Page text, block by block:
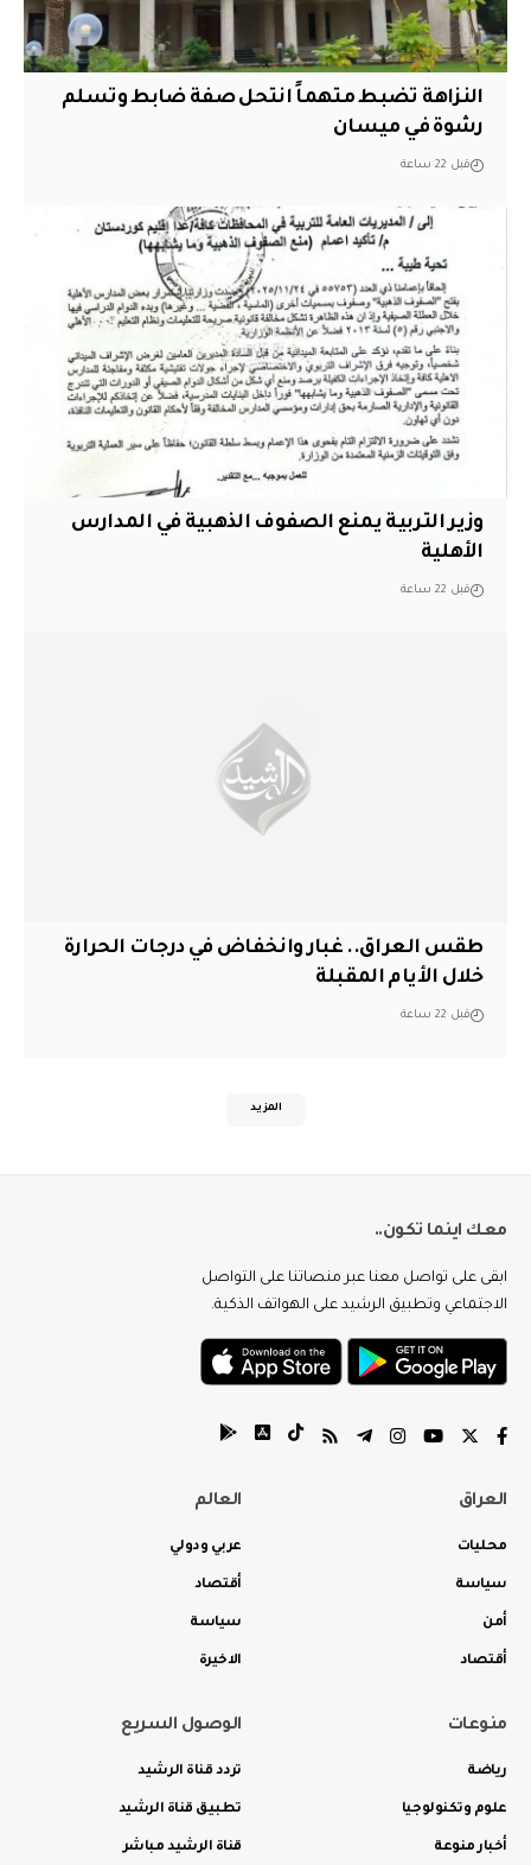
النزاهة تضبط متهماً انتحل صفة ضابط وتسلم
رشوة في ميسان
قبل 22 ساعة
وزير التربية يمنع الصفوف الذهبية في المدارس
الأهلية
قبل 22 ساعة
طقس العراق.. غبار وانخفاض في درجات الحرارة
خلال الأيام المقبلة
قبل 22 ساعة
المزيد
معك اينما تكون..
ابقى على تواصل معنا عبر منصاتنا على التواصل
الاجتماعي وتطبيق الرشيد على الهواتف الذكية.
العراق
محليات
سياسة
أمن
أقتصاد
العالم
عربي ودولي
أقتصاد
سياسة
الاخيرة
منوعات
رياضة
علوم وتكنولوجيا
أخبار منوعة
الوصول السريع
تردد قناة الرشيد
تطبيق قناة الرشيد
قناة الرشيد مباشر